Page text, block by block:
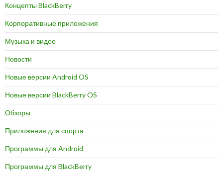
Концепты BlackBerry
Корпоративные приложения
Музыка и видео
Новости
Новые версии Android OS
Новые версии BlackBerry OS
Обзоры
Приложения для спорта
Программы для Android
Программы для BlackBerry